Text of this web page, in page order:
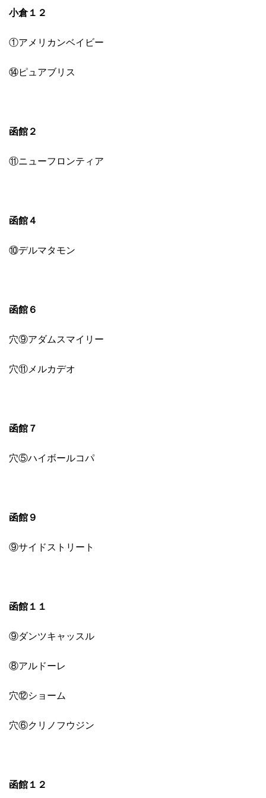
小倉１２
①アメリカンベイビー
⑭ピュアブリス
函館２
⑪ニューフロンティア
函館４
⑩デルマタモン
函館６
穴⑨アダムスマイリー
穴⑪メルカデオ
函館７
穴⑤ハイボールコパ
函館９
⑨サイドストリート
函館１１
⑨ダンツキャッスル
⑧アルドーレ
穴⑫ショーム
穴⑥クリノフウジン
函館１２